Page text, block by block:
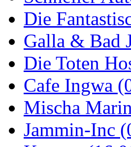
Die
Galla & Bad
Die Toten
Cafe Ingwa
Mischa
Jammin-Inc